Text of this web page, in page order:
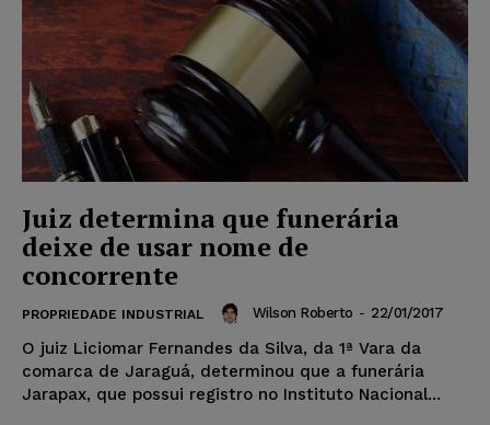
Juiz determina que funerária
deixe de usar nome de
concorrente
PROPRIEDADE INDUSTRIAL Wilson Roberto - 22/01/2017
O juiz Liciomar Fernandes da Silva, da 1ª Vara da
comarca de Jaraguá, determinou que a funerária
Jarapax, que possui registro no Instituto Nacional...